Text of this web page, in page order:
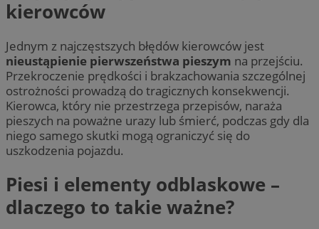
kierowców
Jednym z najczęstszych błędów kierowców jest
nieustąpienie pierwszeństwa pieszym na przejściu.
Przekroczenie prędkości i brakzachowania szczególnej
ostrożności prowadzą do tragicznych konsekwencji.
Kierowca, który nie przestrzega przepisów, naraża
pieszych na poważne urazy lub śmierć, podczas gdy dla
niego samego skutki mogą ograniczyć się do
uszkodzenia pojazdu.
Piesi i elementy odblaskowe –
dlaczego to takie ważne?